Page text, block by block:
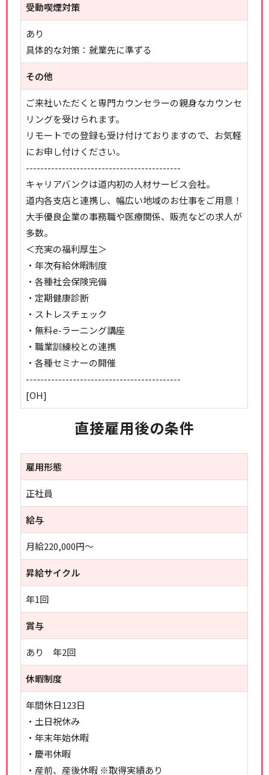
受動喫煙対策
あり
具体的な対策：就業先に準ずる
その他
ご来社いただくと専門カウンセラーの親身なカウンセ
リングを受けられます。
リモートでの登録も受け付けておりますので、お気軽
にお申し付けください。
-------------------------------------------
キャリアバンクは道内初の人材サービス会社。
道内各支店と連携し、幅広い地域のお仕事をご用意！
大手優良企業の事務職や医療関係、販売などの求人が
多数。
＜充実の福利厚生＞
・年次有給休暇制度
・各種社会保険完備
・定期健康診断
・ストレスチェック
・無料e-ラーニング講座
・職業訓練校との連携
・各種セミナーの開催
-------------------------------------------
[OH]
直接雇用後の条件
雇用形態
正社員
給与
月給220,000円～
昇給サイクル
年1回
賞与
あり 年2回
休暇制度
年間休日123日
・土日祝休み
・年末年始休暇
・慶弔休暇
・産前、産後休暇 ※取得実績あり